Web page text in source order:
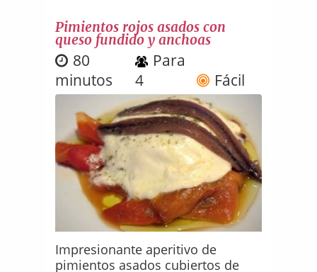
Pimientos rojos asados con
queso fundido y anchoas
80
minutos
Para
4
Fácil
Impresionante aperitivo de
pimientos asados cubiertos de